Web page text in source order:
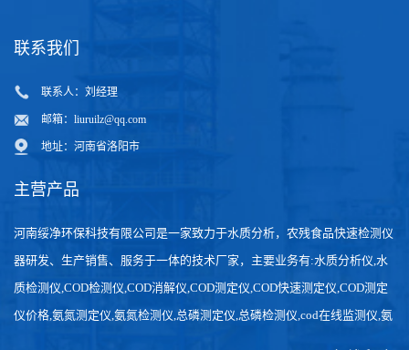
联系我们
联系人：刘经理
邮箱： liuruilz@qq.com
地址：河南省洛阳市
主营产品
河南绥净环保科技有限公司是一家致力于水质分析，农残食品快速检测仪
器研发、生产销售、服务于一体的技术厂家，主要业务有:水质分析仪,水
质检测仪,COD检测仪,COD消解仪,COD测定仪,COD快速测定仪,COD测定
仪价格,氨氮测定仪,氨氮检测仪,总磷测定仪,总磷检测仪,cod在线监测仪,氨